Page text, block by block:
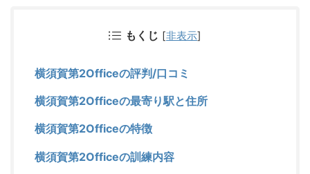
もくじ [非表示]
横須賀第2Officeの評判/口コミ
横須賀第2Officeの最寄り駅と住所
横須賀第2Officeの特徴
横須賀第2Officeの訓練内容